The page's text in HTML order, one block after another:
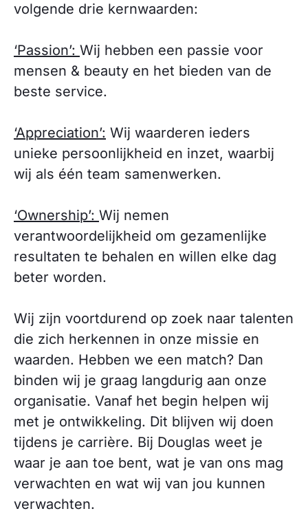
volgende drie kernwaarden:
‘Passion’: Wij hebben een passie voor
mensen & beauty en het bieden van de
beste service.
‘Appreciation’: Wij waarderen ieders
unieke persoonlijkheid en inzet, waarbij
wij als één team samenwerken.
‘Ownership’: Wij nemen
verantwoordelijkheid om gezamenlijke
resultaten te behalen en willen elke dag
beter worden.
Wij zijn voortdurend op zoek naar talenten
die zich herkennen in onze missie en
waarden. Hebben we een match? Dan
binden wij je graag langdurig aan onze
organisatie. Vanaf het begin helpen wij
met je ontwikkeling. Dit blijven wij doen
tijdens je carrière. Bij Douglas weet je
waar je aan toe bent, wat je van ons mag
verwachten en wat wij van jou kunnen
verwachten.